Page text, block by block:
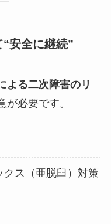
安全に継続”
よる二次障害のリ
が必要です。
クス（亜脱臼）対策